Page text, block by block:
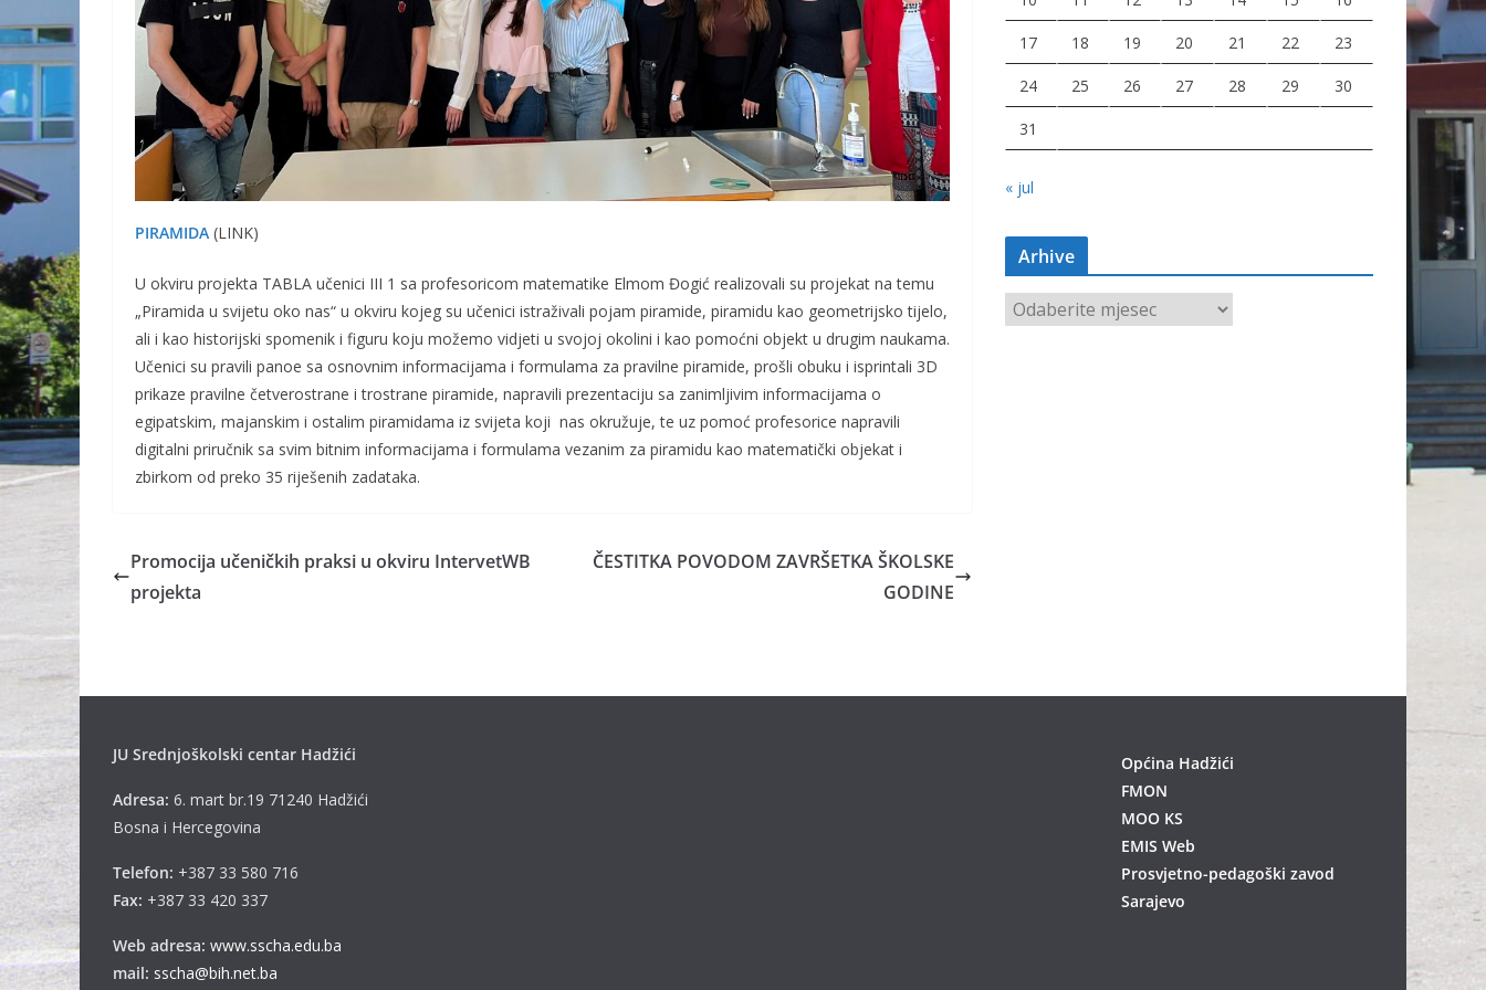
PIRAMIDA (LINK)
U okviru projekta TABLA učenici III 1 sa profesoricom matematike Elmom Đogić realizovali su projekat na temu
„Piramida u svijetu oko nas“ u okviru kojeg su učenici istraživali pojam piramide, piramidu kao geometrijsko tijelo,
ali i kao historijski spomenik i figuru koju možemo vidjeti u svojoj okolini i kao pomoćni objekt u drugim naukama.
Učenici su pravili panoe sa osnovnim informacijama i formulama za pravilne piramide, prošli obuku i isprintali 3D
prikaze pravilne četverostrane i trostrane piramide, napravili prezentaciju sa zanimljivim informacijama o
egipatskim, majanskim i ostalim piramidama iz svijeta koji nas okružuje, te uz pomoć profesorice napravili
digitalni priručnik sa svim bitnim informacijama i formulama vezanim za piramidu kao matematički objekat i
zbirkom od preko 35 riješenih zadataka.
Promocija učeničkih praksi u okviru IntervetWB
projekta
ČESTITKA POVODOM ZAVRŠETKA ŠKOLSKE
GODINE
17 18 19 20 21 22 23
24 25 26 27 28 29 30
31
« jul
Arhive
A
r
JU Srednjoškolski centar Hadžići
Adresa: 6. mart br.19 71240 Hadžići
Bosna i Hercegovina
Telefon: +387 33 580 716
Fax: +387 33 420 337
Web adresa: www.sscha.edu.ba
mail: sscha@bih.net.ba
Općina Hadžići
FMON
MOO KS
EMIS Web
Prosvjetno-pedagoški zavod
Sarajevo